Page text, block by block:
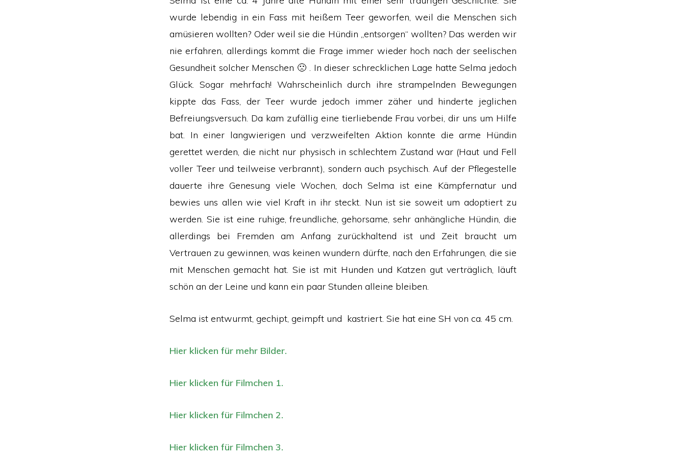
wurde lebendig in ein Fass mit heißem Teer geworfen, weil die Menschen sich
amüsieren wollten? Oder weil sie die Hündin „entsorgen“ wollten? Das werden wir
nie erfahren, allerdings kommt die Frage immer wieder hoch nach der seelischen
Gesundheit solcher Menschen 🙁 . In dieser schrecklichen Lage hatte Selma jedoch
Glück. Sogar mehrfach! Wahrscheinlich durch ihre strampelnden Bewegungen
kippte das Fass, der Teer wurde jedoch immer zäher und hinderte jeglichen
Befreiungsversuch. Da kam zufällig eine tierliebende Frau vorbei, dir uns um Hilfe
bat. In einer langwierigen und verzweifelten Aktion konnte die arme Hündin
gerettet werden, die nicht nur physisch in schlechtem Zustand war (Haut und Fell
voller Teer und teilweise verbrannt), sondern auch psychisch. Auf der Pflegestelle
dauerte ihre Genesung viele Wochen, doch Selma ist eine Kämpfernatur und
bewies uns allen wie viel Kraft in ihr steckt. Nun ist sie soweit um adoptiert zu
werden. Sie ist eine ruhige, freundliche, gehorsame, sehr anhängliche Hündin, die
allerdings bei Fremden am Anfang zurückhaltend ist und Zeit braucht um
Vertrauen zu gewinnen, was keinen wundern dürfte, nach den Erfahrungen, die sie
mit Menschen gemacht hat. Sie ist mit Hunden und Katzen gut verträglich, läuft
schön an der Leine und kann ein paar Stunden alleine bleiben.
Selma ist entwurmt, gechipt, geimpft und kastriert. Sie hat eine SH von ca. 45 cm.
Hier klicken für mehr Bilder.
Hier klicken für Filmchen 1.
Hier klicken für Filmchen 2.
Hier klicken für Filmchen 3.